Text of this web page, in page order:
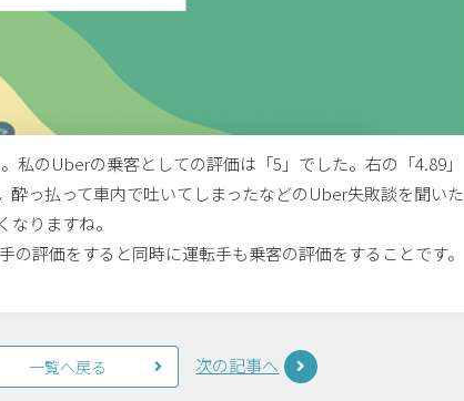
私のUberの乗客としての評価は「5」でした。右の「4.89」
酔っ払って車内で吐いてしまったなどのUber失敗談を聞いた
りますね。
評価をすると同時に運転手も乗客の評価をすることです。
一覧へ戻る 次の記事へ